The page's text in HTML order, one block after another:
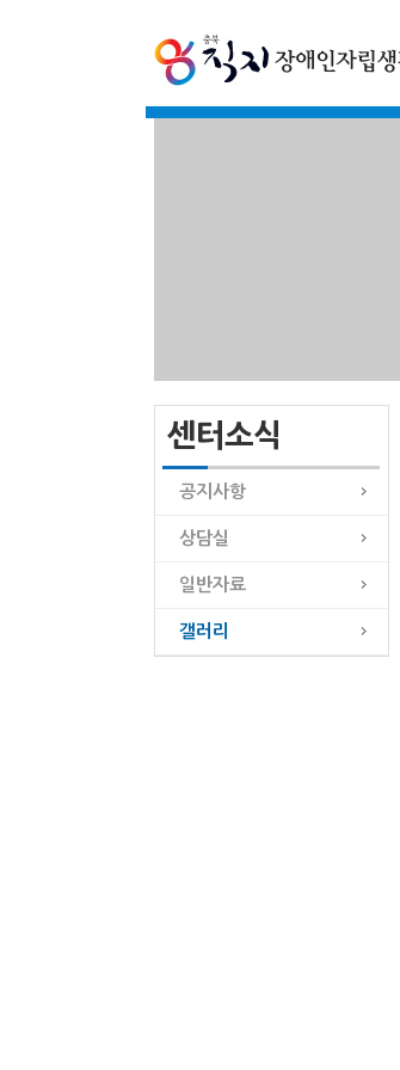
센터소식
공지사항
상담실
일반자료
갤러리